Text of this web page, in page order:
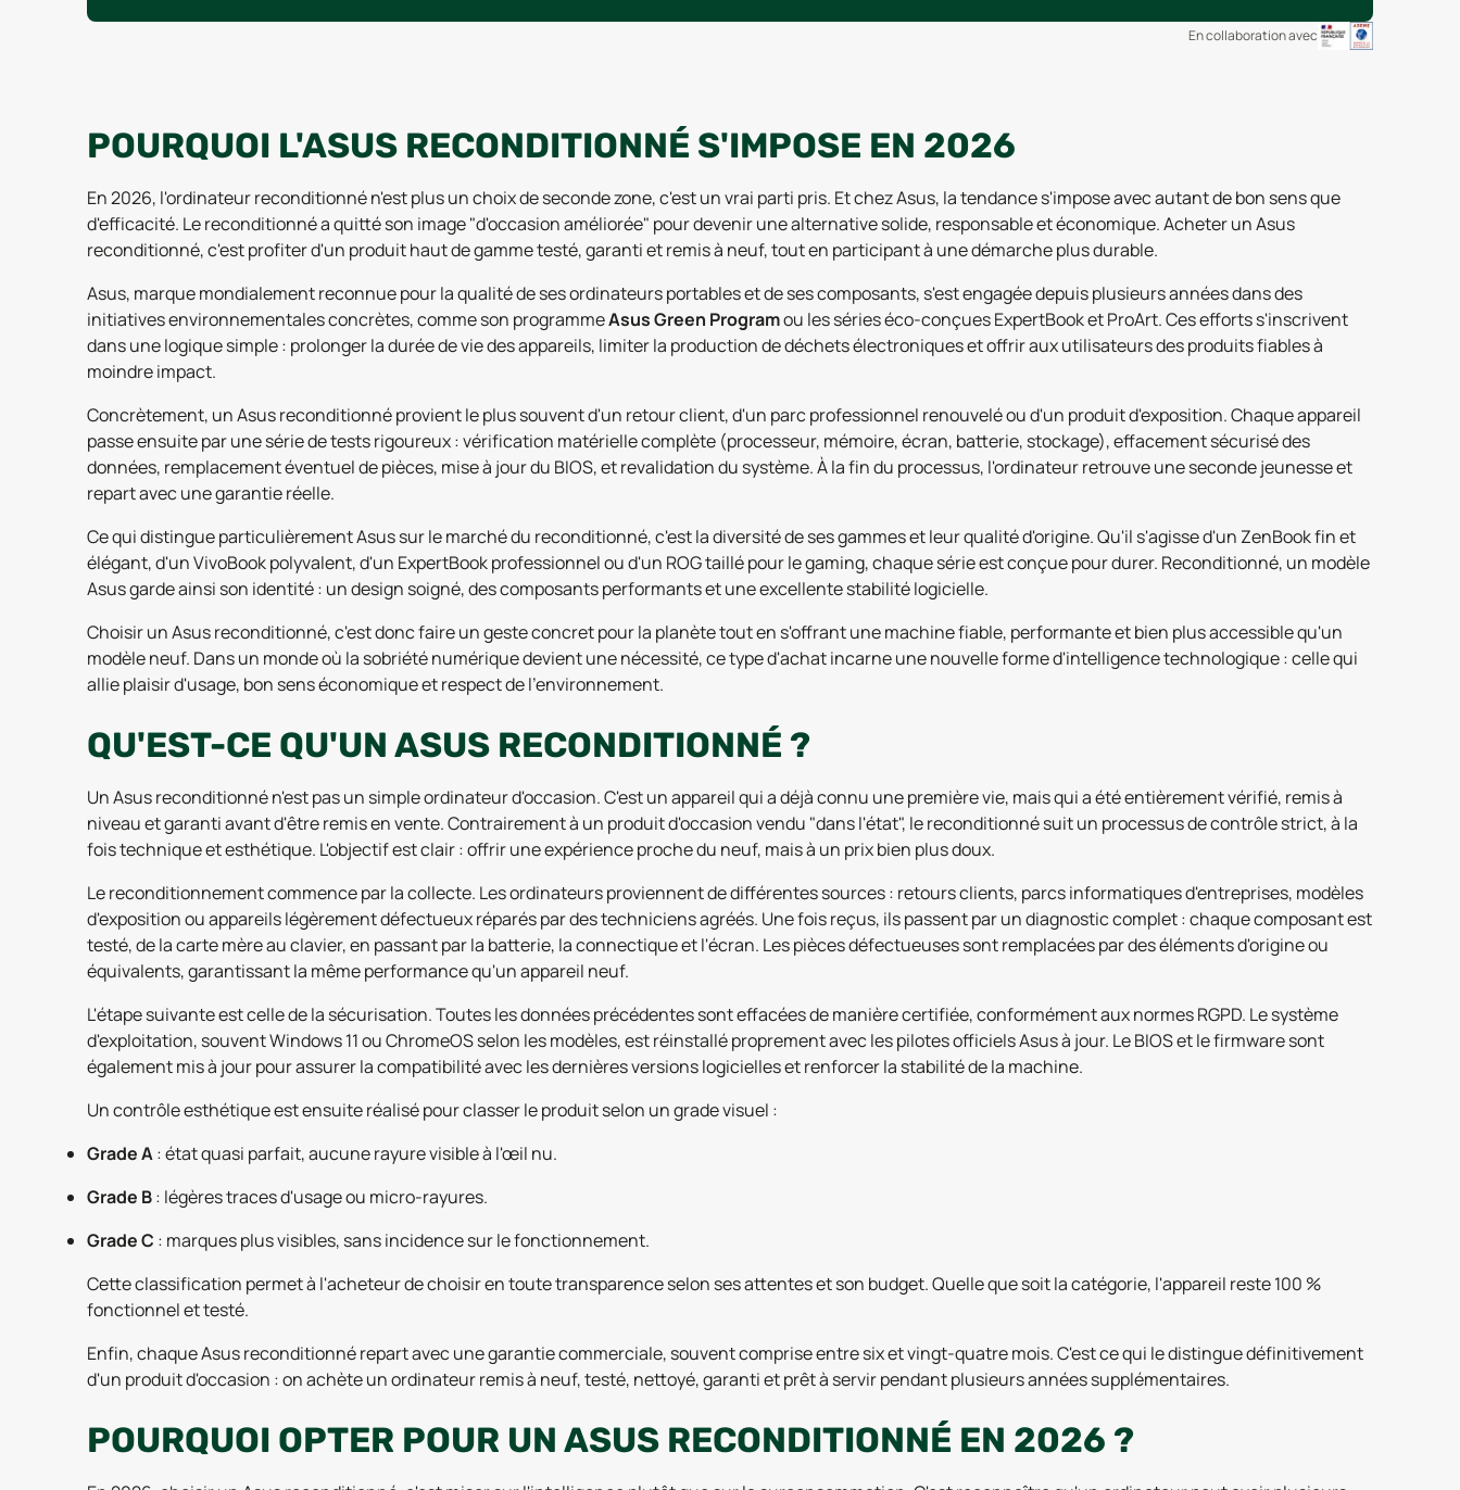
En collaboration avec
POURQUOI L'ASUS RECONDITIONNÉ S'IMPOSE EN 2026
En 2026, l'ordinateur reconditionné n'est plus un choix de seconde zone, c'est un vrai parti pris. Et chez Asus, la tendance s'impose avec autant de bon sens que
d'efficacité. Le reconditionné a quitté son image "d'occasion améliorée" pour devenir une alternative solide, responsable et économique. Acheter un Asus
reconditionné, c'est profiter d'un produit haut de gamme testé, garanti et remis à neuf, tout en participant à une démarche plus durable.
Asus, marque mondialement reconnue pour la qualité de ses ordinateurs portables et de ses composants, s'est engagée depuis plusieurs années dans des
initiatives environnementales concrètes, comme son programmeAsus Green Programou les séries éco-conçues ExpertBook et ProArt. Ces efforts s'inscrivent
dans une logique simple : prolonger la durée de vie des appareils, limiter la production de déchets électroniques et offrir aux utilisateurs des produits fiables à
moindre impact.
Concrètement, un Asus reconditionné provient le plus souvent d'un retour client, d'un parc professionnel renouvelé ou d'un produit d'exposition. Chaque appareil
passe ensuite par une série de tests rigoureux : vérification matérielle complète (processeur, mémoire, écran, batterie, stockage), effacement sécurisé des
données, remplacement éventuel de pièces, mise à jour du BIOS, et revalidation du système. À la fin du processus, l'ordinateur retrouve une seconde jeunesse et
repart avec une garantie réelle.
Ce qui distingue particulièrement Asus sur le marché du reconditionné, c'est la diversité de ses gammes et leur qualité d'origine. Qu'il s'agisse d'un ZenBook fin et
élégant, d'un VivoBook polyvalent, d'un ExpertBook professionnel ou d'un ROG taillé pour le gaming, chaque série est conçue pour durer. Reconditionné, un modèle
Asus garde ainsi son identité : un design soigné, des composants performants et une excellente stabilité logicielle.
Choisir un Asus reconditionné, c'est donc faire un geste concret pour la planète tout en s'offrant une machine fiable, performante et bien plus accessible qu'un
modèle neuf. Dans un monde où la sobriété numérique devient une nécessité, ce type d'achat incarne une nouvelle forme d'intelligence technologique : celle qui
allie plaisir d'usage, bon sens économique et respect de l'environnement.
QU'EST-CE QU'UN ASUS RECONDITIONNÉ ?
Un Asus reconditionné n'est pas un simple ordinateur d'occasion. C'est un appareil qui a déjà connu une première vie, mais qui a été entièrement vérifié, remis à
niveau et garanti avant d'être remis en vente. Contrairement à un produit d'occasion vendu "dans l'état", le reconditionné suit un processus de contrôle strict, à la
fois technique et esthétique. L'objectif est clair : offrir une expérience proche du neuf, mais à un prix bien plus doux.
Le reconditionnement commence par la collecte. Les ordinateurs proviennent de différentes sources : retours clients, parcs informatiques d'entreprises, modèles
d'exposition ou appareils légèrement défectueux réparés par des techniciens agréés. Une fois reçus, ils passent par un diagnostic complet : chaque composant est
testé, de la carte mère au clavier, en passant par la batterie, la connectique et l'écran. Les pièces défectueuses sont remplacées par des éléments d'origine ou
équivalents, garantissant la même performance qu'un appareil neuf.
L'étape suivante est celle de la sécurisation. Toutes les données précédentes sont effacées de manière certifiée, conformément aux normes RGPD. Le système
d'exploitation, souvent Windows 11 ou ChromeOS selon les modèles, est réinstallé proprement avec les pilotes officiels Asus à jour. Le BIOS et le firmware sont
également mis à jour pour assurer la compatibilité avec les dernières versions logicielles et renforcer la stabilité de la machine.
Un contrôle esthétique est ensuite réalisé pour classer le produit selon un grade visuel :
Grade A: état quasi parfait, aucune rayure visible à l'œil nu.
Grade B: légères traces d'usage ou micro-rayures.
Grade C : marques plus visibles, sans incidence sur le fonctionnement.
Cette classification permet à l'acheteur de choisir en toute transparence selon ses attentes et son budget. Quelle que soit la catégorie, l'appareil reste 100 %
fonctionnel et testé.
Enfin, chaque Asus reconditionné repart avec une garantie commerciale, souvent comprise entre six et vingt-quatre mois. C'est ce qui le distingue définitivement
d'un produit d'occasion : on achète un ordinateur remis à neuf, testé, nettoyé, garanti et prêt à servir pendant plusieurs années supplémentaires.
POURQUOI OPTER POUR UN ASUS RECONDITIONNÉ EN 2026 ?